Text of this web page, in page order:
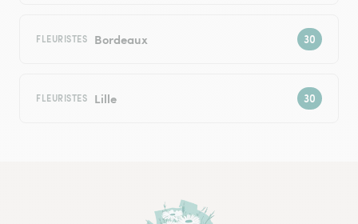
FLEURISTES Bordeaux
FLEURISTES Lille